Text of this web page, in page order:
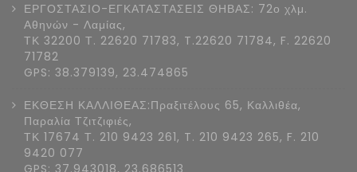
ΕΡΓΟΣΤΑΣΙΟ-ΕΓΚΑΤΑΣΤΑΣΕΙΣ ΘΗΒΑΣ: 72ο χλμ.
Αθηνών - Λαμίας,
ΤΚ 32200 Τ. 22620 71783, T.22620 71784, F. 22620
71782
GPS: 38.379139, 23.474865
ΕΚΘΕΣΗ ΚΑΛΛΙΘΕΑΣ:Πραξιτέλους 65, Καλλιθέα,
Παραλία Τζιτζιφιές,
ΤΚ 17674 Τ. 210 9423 261, T. 210 9423 265, F. 210
9420 077
GPS: 37.943018, 23.686513